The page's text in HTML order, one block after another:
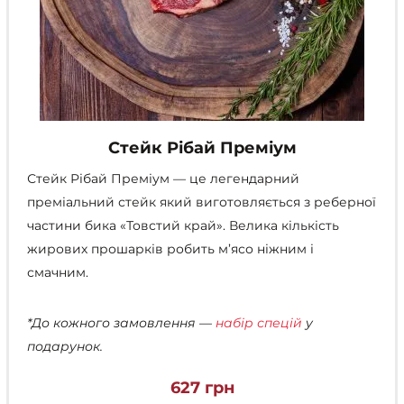
Стейк Рібай Преміум
Стейк Рібай Преміум — це легендарний
преміальний стейк який виготовляється з реберної
частини бика «Товстий край». Велика кількість
жирових прошарків робить м’ясо ніжним і
смачним.
*До кожного замовлення — набір спецій у
подарунок.
627 грн